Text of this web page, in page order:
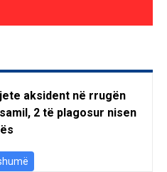
aksident në rrugën
2 të plagosur nisen